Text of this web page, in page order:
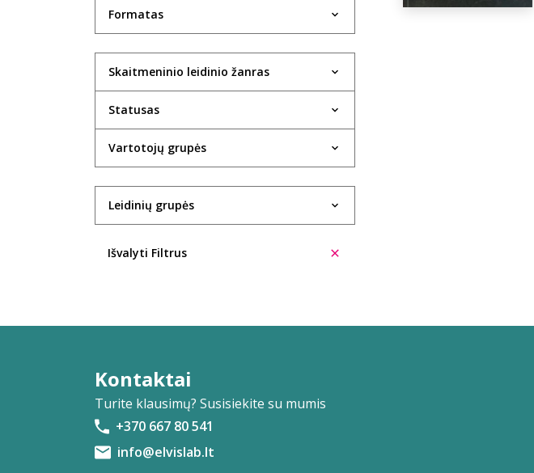
Rima Aidietė
UAB Aktida
Robertas Aleksaitis
Evelina Aleliūnienė
Rasa Alenskaitė
Kristin Allison
Trinidad López Álvarez
Ūla Ambrasaitė
Ieva Andrijauskaitė
Ignas Andriukevičius
Šarūnė Andriuškevičiūtė
Aleksas Anikinas
Formatas
Skaitmeninio leidinio žanras
Statusas
Vartotojų grupės
Leidinių grupės
Išvalyti Filtrus
Kontaktai
Turite klausimų? Susisiekite su mumis
+370 667 80 541
info@elvislab.lt